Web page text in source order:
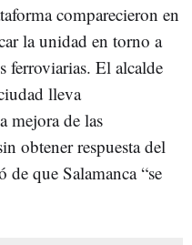
comparecieron en
la unidad en torno a
ferroviarias. El alcalde
lleva
mejora de las
obtener respuesta del
que Salamanca “se